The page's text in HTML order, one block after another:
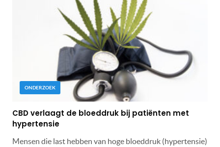
ONDERZOEK
CBD verlaagt de bloeddruk bij patiënten met
hypertensie
Mensen die last hebben van hoge bloeddruk (hypertensie)